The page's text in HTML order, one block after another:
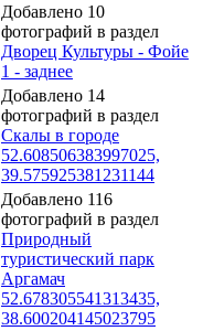
Добавлено 10
фотографий в раздел
Дворец Культуры - Фойе
1 - заднее
Добавлено 14
фотографий в раздел
Скалы в городе
52.608506383997025,
39.575925381231144
Добавлено 116
фотографий в раздел
Природный
туристический парк
Аргамач
52.678305541313435,
38.600204145023795